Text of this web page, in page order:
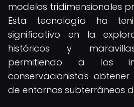
modelos tridimensionales
Esta tecnología ha
significativo en la
históricos y
permitiendo a los
conservacionistas
de entornos subterráneos